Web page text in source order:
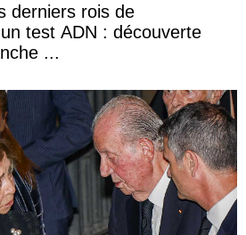
derniers rois de
test ADN : découverte
...